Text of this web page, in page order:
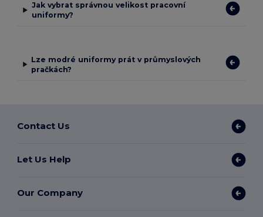
Jak vybrat správnou velikost pracovní
uniformy?
Lze modré uniformy prát v průmyslových
pračkách?
Contact Us
Let Us Help
Our Company